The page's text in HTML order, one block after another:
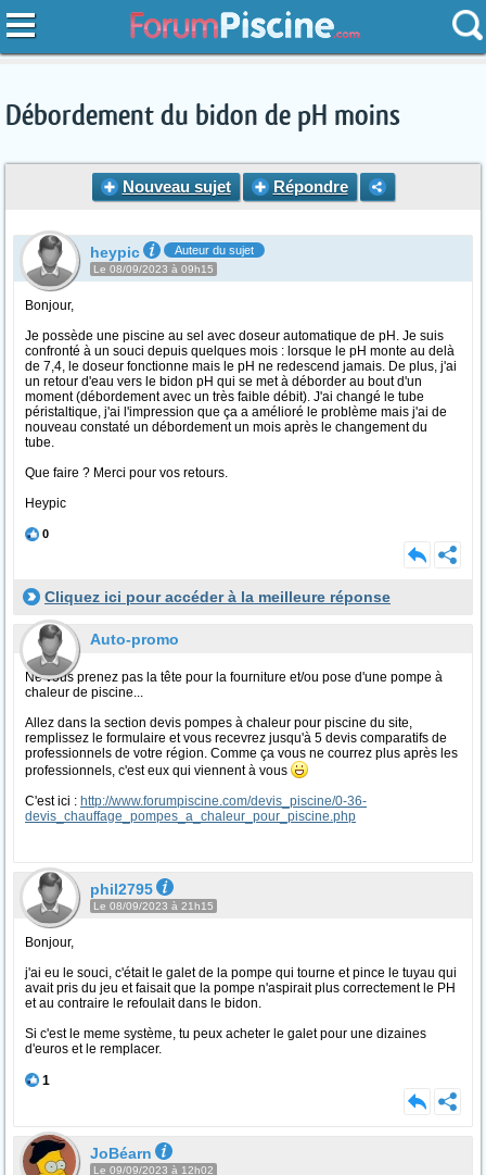
Débordement du bidon de pH moins
Nouveau sujet Répondre
heypic Auteur du sujet
Le 08/09/2023 à 09h15
Bonjour,
Je possède une piscine au sel avec doseur automatique de pH. Je suis
confronté à un souci depuis quelques mois : lorsque le pH monte au delà
de 7,4, le doseur fonctionne mais le pH ne redescend jamais. De plus, j'ai
un retour d'eau vers le bidon pH qui se met à déborder au bout d'un
moment (débordement avec un très faible débit). J'ai changé le tube
péristaltique, j'ai l'impression que ça a amélioré le problème mais j'ai de
nouveau constaté un débordement un mois après le changement du
tube.
Que faire ? Merci pour vos retours.
Heypic
0
Cliquez ici pour accéder à la meilleure réponse
Auto-promo
Ne vous prenez pas la tête pour la fourniture et/ou pose d'une pompe à
chaleur de piscine...
Allez dans la section devis pompes à chaleur pour piscine du site,
remplissez le formulaire et vous recevrez jusqu'à 5 devis comparatifs de
professionnels de votre région. Comme ça vous ne courrez plus après les
professionnels, c'est eux qui viennent à vous
C'est ici : http://www.forumpiscine.com/devis_piscine/0-36-
devis_chauffage_pompes_a_chaleur_pour_piscine.php
phil2795
Le 08/09/2023 à 21h15
Bonjour,
j'ai eu le souci, c'était le galet de la pompe qui tourne et pince le tuyau qui
avait pris du jeu et faisait que la pompe n'aspirait plus correctement le PH
et au contraire le refoulait dans le bidon.
Si c'est le meme système, tu peux acheter le galet pour une dizaines
d'euros et le remplacer.
1
JoBéarn
Le 09/09/2023 à 12h02